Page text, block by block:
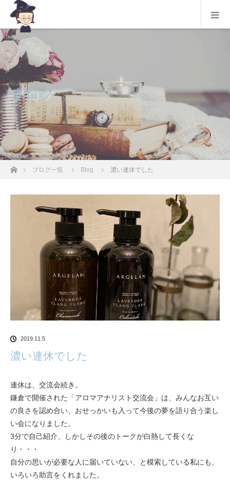
ブログ
ホームブログ一覧 Blog 濃い連休でした
2019.11.5
濃い連休でした
連休は、交流会続き。
鎌倉で開催された「アロマアナリスト交流会」は、みんなお互い
の良さを認め合い、おせっかいも入って今後の夢を語り合う楽し
い会になりました。
3分で自己紹介、しかしその後のトークが白熱して長くな
り・・・
自分の思いが必要な人に届いていない、と模索している私にも、
いろいろ助言をくれました。